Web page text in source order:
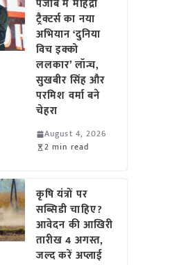
पंजाब में महिंद्रा
ट्रैक्टर्स का नया
अभियान ‘दुनिया
विच इक्को
ललकार’ लॉन्च,
सुखबीर सिंह और
परमिश वर्मा बने
चेहरा
August 4, 2026
2 min read
कृषि यंत्रों पर
सब्सिडी चाहिए?
आवेदन की आखिरी
तारीख 4 अगस्त,
जल्द करें अप्लाई